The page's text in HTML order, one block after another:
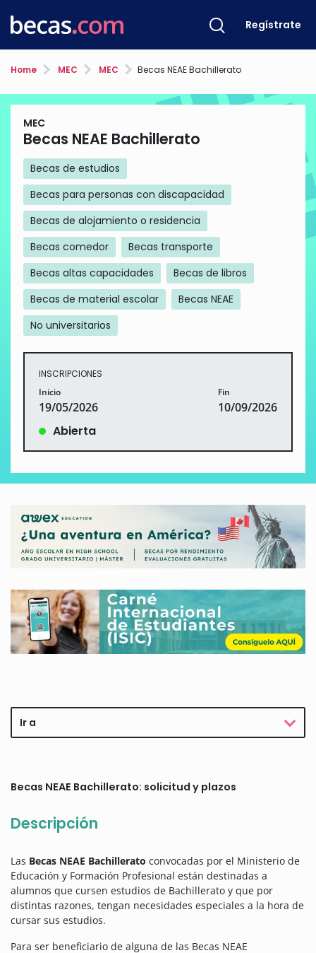
Regístrate
Home MEC MEC Becas NEAE Bachillerato
MEC
Becas NEAE Bachillerato
Becas de estudios
Becas para personas con discapacidad
Becas de alojamiento o residencia
Becas comedor
Becas transporte
Becas altas capacidades
Becas de libros
Becas de material escolar
Becas NEAE
No universitarios
INSCRIPCIONES
Inicio
19/05/2026
Fin
10/09/2026
Abierta
Ir a
Becas NEAE Bachillerato: solicitud y plazos
Descripción
Las Becas NEAE Bachillerato convocadas por el Ministerio de
Educación y Formación Profesional están destinadas a
alumnos que cursen estudios de Bachillerato y que por
distintas razones, tengan necesidades especiales a la hora de
cursar sus estudios.
Para ser beneficiario de alguna de las Becas NEAE